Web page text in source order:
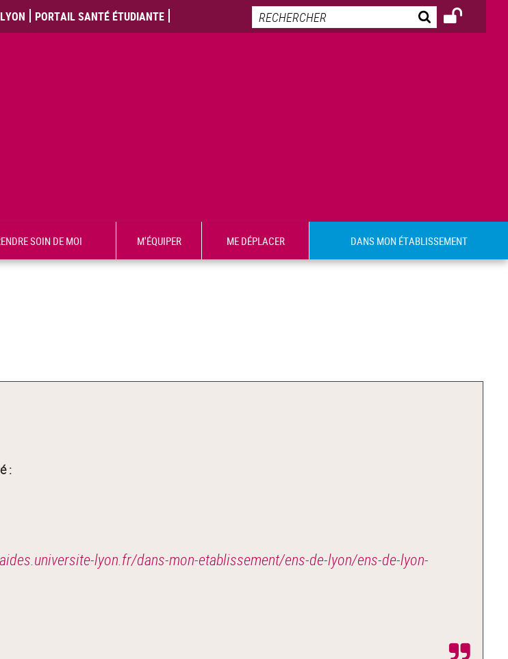
PORTAIL SANTÉ ÉTUDIANTE
SOIN DE MOI M'ÉQUIPER ME DÉPLACER DANS MON ÉTABLISSEMENT
:
lyon.fr/dans-mon-etablissement/ens-de-lyon/ens-de-lyon-